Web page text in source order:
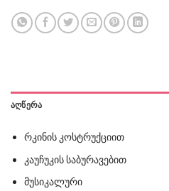
ᲐᲦᲬᲔᲠᲐ
რკინის კოსტრუქციით
კაუჩუკის საბურავებით
მუსიკალური